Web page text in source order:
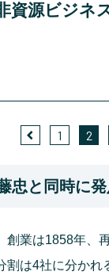
資源ビジネ
1 2
忠と同時に
創業は1858年、
割は4社に分か